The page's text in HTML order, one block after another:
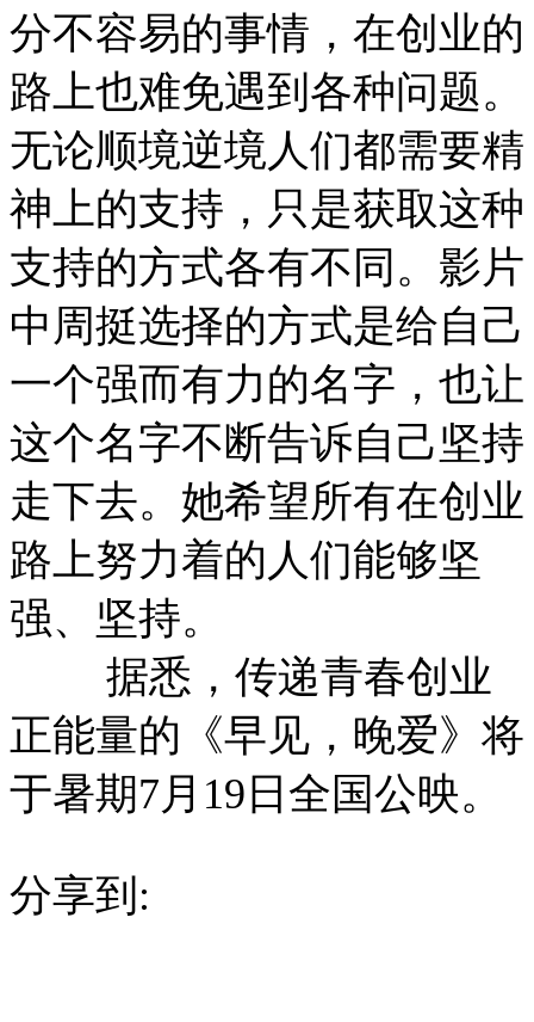
分不容易的事情，在创业的
路上也难免遇到各种问题。
无论顺境逆境人们都需要精
神上的支持，只是获取这种
支持的方式各有不同。影片
中周挺选择的方式是给自己
一个强而有力的名字，也让
这个名字不断告诉自己坚持
走下去。她希望所有在创业
路上努力着的人们能够坚
强、坚持。
据悉，传递青春创业
正能量的《早见，晚爱》将
于暑期7月19日全国公映。
分享到: